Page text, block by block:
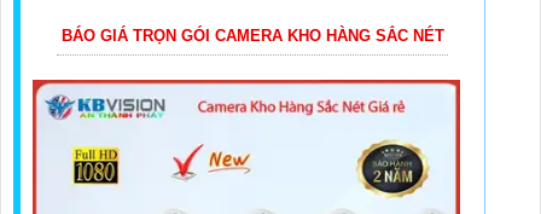
BÁO GIÁ TRỌN GÓI CAMERA KHO HÀNG SẮC NÉT